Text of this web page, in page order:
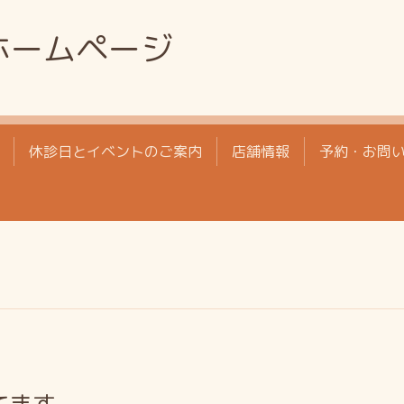
ムページ
休診日とイベントのご案内 店舗情報 予約・お問